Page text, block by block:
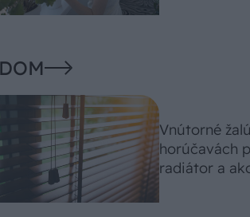
DOM
Vnútorné
horúčavách
radiátor a